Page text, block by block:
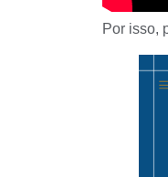
Por isso,